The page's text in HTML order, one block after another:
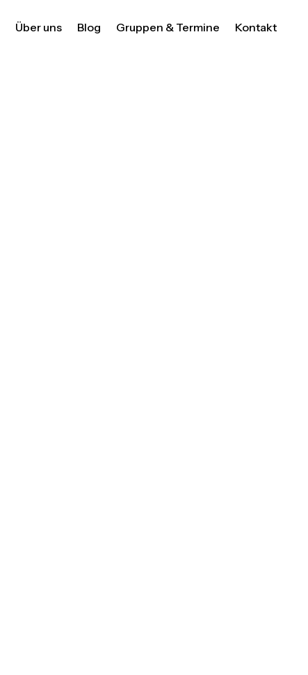
Über uns Blog Gruppen & Termine Kontakt